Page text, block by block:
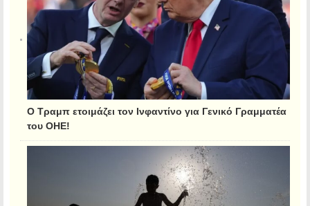
Ο Τραμπ ετοιμάζει τον Ινφαντίνο για Γενικό Γραμματέα
του ΟΗΕ!